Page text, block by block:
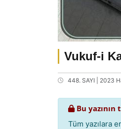
Vukuf-i
448. SAYI | 2023
Bu yazının
Tüm yazılara